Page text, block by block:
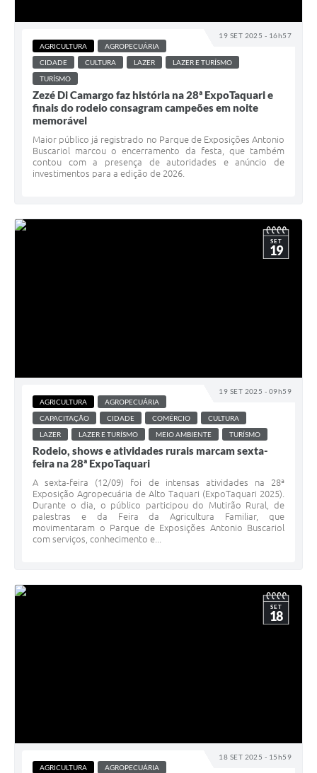
19 SET 2025 - 16h57
AGRICULTURA
AGROPECUÁRIA
CIDADE
CULTURA LAZER
LAZER E TURÍSMO
TURÍSMO
Zezé Di Camargo faz história na 28ª ExpoTaquari e
finais do rodeio consagram campeões em noite
memorável
Maior público já registrado no Parque de Exposições Antonio
Buscariol marcou o encerramento da festa, que também
contou com a presença de autoridades e anúncio de
investimentos para a edição de 2026.
19 SET 2025 - 09h59
SET
19
AGRICULTURA
AGROPECUÁRIA
CAPACITAÇÃO
CIDADE COMÉRCIO
CULTURA
LAZER
LAZER E TURÍSMO MEIO AMBIENTE TURÍSMO
Rodeio, shows e atividades rurais marcam sexta-
feira na 28ª ExpoTaquari
A sexta-feira (12/09) foi de intensas atividades na 28ª
Exposição Agropecuária de Alto Taquari (ExpoTaquari 2025).
Durante o dia, o público participou do Mutirão Rural, de
palestras e da Feira da Agricultura Familiar, que
movimentaram o Parque de Exposições Antonio Buscariol
com serviços, conhecimento e...
18 SET 2025 - 15h59
SET
18
AGRICULTURA
AGROPECUÁRIA